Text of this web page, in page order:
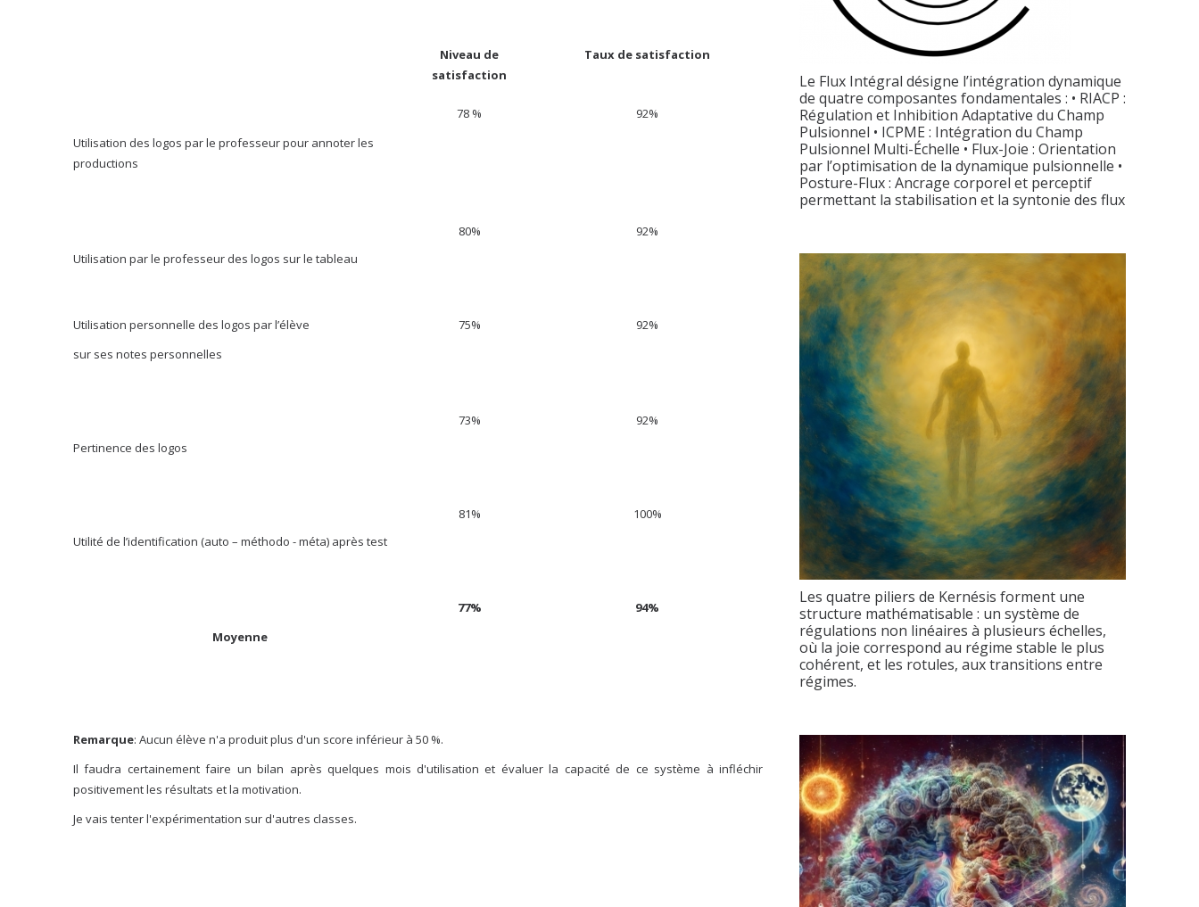
Niveau de
satisfaction
Taux de satisfaction
Utilisation des logos par le professeur pour annoter les
productions
78 % 92%
Utilisation par le professeur des logos sur le tableau
80% 92%
Utilisation personnelle des logos par l’élève
sur ses notes personnelles
75% 92%
Pertinence des logos
73% 92%
Utilité de l’identification (auto – méthodo - méta) après test
81% 100%
Moyenne
77% 94%
Remarque: Aucun élève n'a produit plus d'un score inférieur à 50 %.
Il faudra certainement faire un bilan après quelques mois d'utilisation et évaluer la capacité de ce système à infléchir
positivement les résultats et la motivation.
Je vais tenter l'expérimentation sur d'autres classes.
Le Flux Intégral désigne l’intégration dynamique
de quatre composantes fondamentales : • RIACP :
Régulation et Inhibition Adaptative du Champ
Pulsionnel • ICPME : Intégration du Champ
Pulsionnel Multi-Échelle • Flux-Joie : Orientation
par l’optimisation de la dynamique pulsionnelle •
Posture-Flux : Ancrage corporel et perceptif
permettant la stabilisation et la syntonie des flux
Les quatre piliers de Kernésis forment une
structure mathématisable : un système de
régulations non linéaires à plusieurs échelles,
où la joie correspond au régime stable le plus
cohérent, et les rotules, aux transitions entre
régimes.